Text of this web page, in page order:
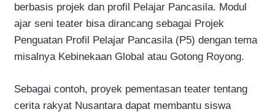
berbasis projek dan profil Pelajar Pancasila. Modul
ajar seni teater bisa dirancang sebagai Projek
Penguatan Profil Pelajar Pancasila (P5) dengan tema
misalnya Kebinekaan Global atau Gotong Royong.
Sebagai contoh, proyek pementasan teater tentang
cerita rakyat Nusantara dapat membantu siswa